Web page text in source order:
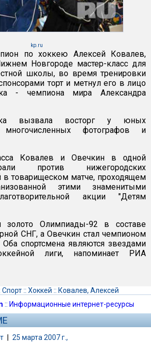
kp.ru
по хоккею Алексей Ковалев,
Новгороде мастер-класс для
школы, во время тренировки
торт и метнул его в лицо
- чемпиона мира Александра
вызвала восторг у юных
фотографов и
Ковалев и Овечкин в одной
против нижегородских
в товарищеском матче, проходящем
этими знаменитыми
акции "Детям
золото Олимпиады-92 в составе
СНГ, а Овечкин стал чемпионом
спортсмена являются звездами
лиги, напоминает РИА
Спорт:: Хоккей :: Ковалев, Алексей
:: Информационные интернет-ресурсы
| 25 марта 2007 г.,